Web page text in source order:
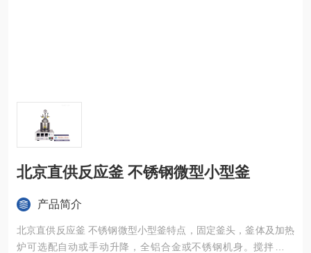
北京直供反应釜 不锈钢微型小型釜
产品简介
北京直供反应釜 不锈钢微型小型釜特点，固定釜头，釜体及加热
炉可选配自动或手动升降，全铝合金或不锈钢机身。搅拌扭矩